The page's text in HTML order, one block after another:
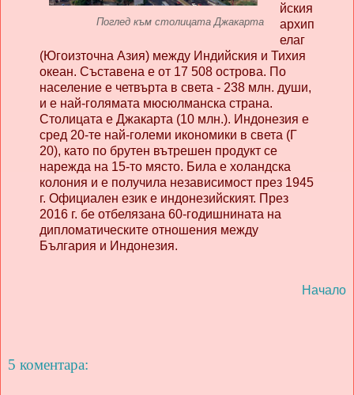
Поглед към столицата Джакарта
йския
архип
елаг
(Югоизточна Азия) между Индийския и Тихия
океан. Съставена е от 17 508 острова. По
население е четвърта в света - 238 млн. души,
и е най-голямата мюсюлманска страна.
Столицата е Джакарта (10 млн.). Индонезия е
сред 20-те най-големи икономики в света (Г
20), като по брутен вътрешен продукт се
нарежда на 15-то място. Била е холандска
колония и е получила независимост през 1945
г. Официален език е индонезийският. През
2016 г. бе отбелязана 60-годишнината на
дипломатическите отношения между
България и Индонезия.
Начало
5 коментара: